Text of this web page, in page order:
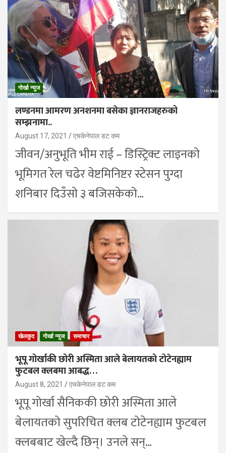
गोर्खा न्युज
लण्डनमा आमरण अनशनमा बसेका ज्ञानराजहरुको
सम्झनामा..
August 17, 2021 एचकेनेपाल डट कम
जीवन/अनुभूति भीम राई – डिस्ट्रिक्ट लाइनको
भूमिगत रेल चढेर वेष्टमिनिष्टर स्टेसन पुग्दा
शनिबार दिउँसो ३ बजिसकेको…
खेलकुद गोर्खा न्युज समाचार
भूपू गोर्खाकी छोरी अस्मिता आले बेलायतको टोटेनह्याम
फुटबल क्लबमा आबद्ध…
August 8, 2021 एचकेनेपाल डट कम
भूपू गोर्खा सैनिककी छोरी अस्मिता आले
बेलायतको सुपरिचित क्लब टोटेनह्याम फुटबल
क्लबबाट खेल्दै छिन्। उनले सन्…